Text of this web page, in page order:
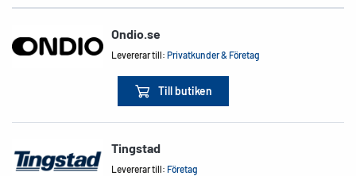
Ondio.se
Levererar till:Privatkunder & Företag
Till butiken
Tingstad
Levererar till: Företag